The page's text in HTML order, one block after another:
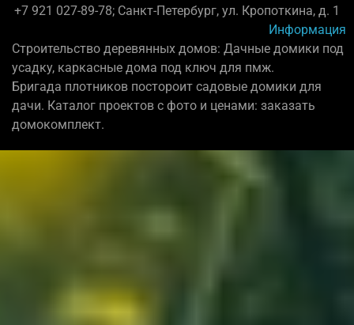
+7 921 027-89-78; Санкт-Петербург, ул. Кропоткина, д. 1
Информация
Строительство деревянных домов: Дачные домики под
усадку, каркасные дома под ключ для пмж.
Бригада плотников постороит садовые домики для
дачи. Каталог проектов с фото и ценами: заказать
домокомплект.